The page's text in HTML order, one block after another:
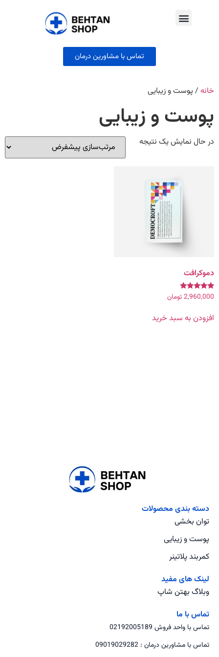
تماس با مشاورین درمان
خانه / پوست و زیبایی
پوست و زیبایی
در حال نمایش یک نتیجه
دموکرافت
امتیاز
2,960,000تومان
افزودن به سبد خرید
دسته بندی محصولات
توان بخشی
پوست و زیبایی
کمربند پلاتینر
لینک های مفید
وبلاگ بهتن شاپ
تماس با ما
تماس با واحد فروش 02192005189
تماس با مشاورین درمان : 09019029282